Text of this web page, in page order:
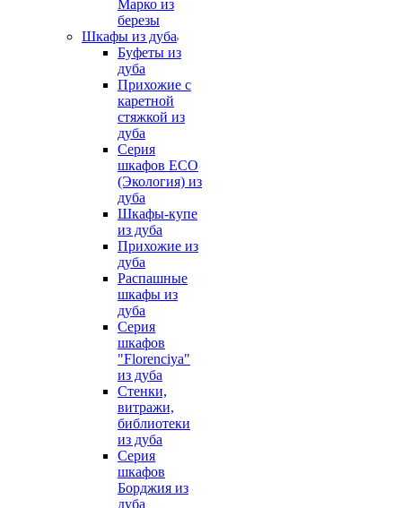
Марко из
березы
Шкафы из дуба
Буфеты из
дуба
Прихожие с
каретной
стяжкой из
дуба
Серия
шкафов ECO
(Экология) из
дуба
Шкафы-купе
из дуба
Прихожие из
дуба
Распашные
шкафы из
дуба
Серия
шкафов
"Florenciya"
из дуба
Стенки,
витражи,
библиотеки
из дуба
Серия
шкафов
Борджия из
дуба